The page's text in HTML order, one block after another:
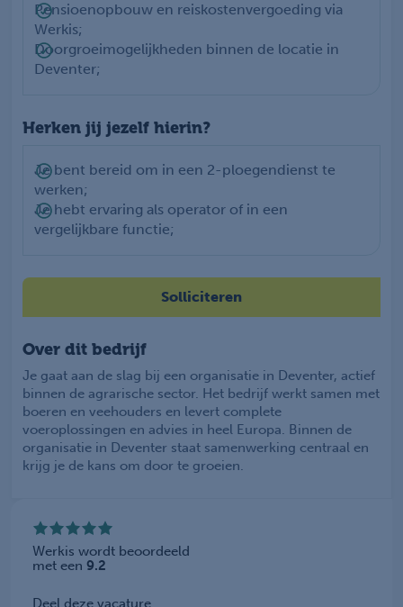
Pensioenopbouw en reiskostenvergoeding via
Werkis;
Doorgroeimogelijkheden binnen de locatie in
Deventer;
Herken jij jezelf hierin?
Je bent bereid om in een 2-ploegendienst te
werken;
Je hebt ervaring als operator of in een
vergelijkbare functie;
Solliciteren
Over dit bedrijf
Je gaat aan de slag bij een organisatie in Deventer, actief
binnen de agrarische sector. Het bedrijf werkt samen met
boeren en veehouders en levert complete
voeroplossingen en advies in heel Europa. Binnen de
organisatie in Deventer staat samenwerking centraal en
krijg je de kans om door te groeien.
Werkis wordt beoordeeld
met een 9.2
Deel deze vacature